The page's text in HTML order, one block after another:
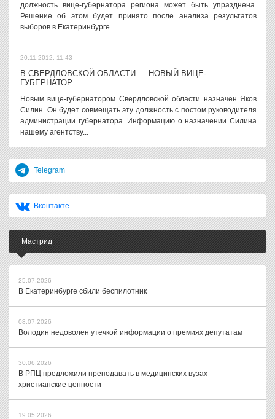
должность вице-губернатора региона может быть упразднена.
Решение об этом будет принято после анализа результатов
выборов в Екатеринбурге. ...
20.11.2012, 11:43
В СВЕРДЛОВСКОЙ ОБЛАСТИ — НОВЫЙ ВИЦЕ-
ГУБЕРНАТОР
Новым вице-губернатором Свердловской области назначен Яков
Силин. Он будет совмещать эту должность с постом руководителя
администрации губернатора. Информацию о назначении Силина
нашему агентству...
Telegram
Вконтакте
Мастрид
25.07.2026
В Екатеринбурге сбили беспилотник
08.07.2026
Володин недоволен утечкой информации о премиях депутатам
30.06.2026
В РПЦ предложили преподавать в медицинских вузах
христианские ценности
19.05.2026